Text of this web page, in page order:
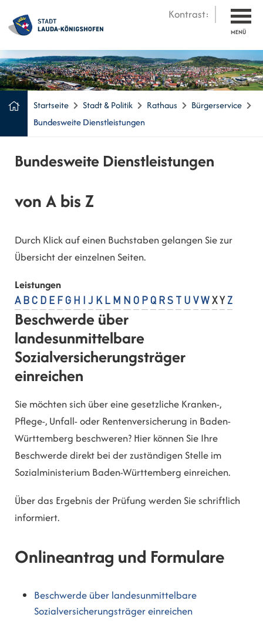
Kontrast:
MENÜ
Startseite Stadt & Politik Rathaus
Bürgerservice
Bundesweite Dienstleistungen
Bundesweite Dienstleistungen
von A bis Z
Durch Klick auf einen Buchstaben gelangen Sie zur
Übersicht der einzelnen Seiten.
Leistungen
A B C D E F G H J K L M N O P Q R S U V W X Y Z
Beschwerde über
landesunmittelbare
Sozialversicherungsträger
einreichen
Sie möchten sich über eine gesetzliche Kranken-,
Pflege-, Unfall- oder Rentenversicherung in Baden-
Württemberg beschweren? Hier können Sie Ihre
Beschwerde direkt bei der zuständigen Stelle im
Sozialministerium Baden-Württemberg einreichen.
Über das Ergebnis der Prüfung werden Sie schriftlich
informiert.
Onlineantrag und Formulare
Beschwerde über landesunmittelbare
Sozialversicherungsträger einreichen